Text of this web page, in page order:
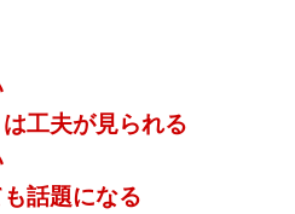
工夫が見られる
話題になる